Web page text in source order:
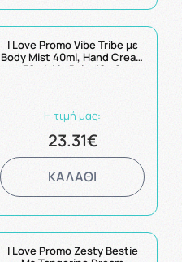
I Love Promo Vibe Tribe με
Body Mist 40ml, Hand Cream
30ml, Lip Balm 10g &
Η τιμή μας:
23.31€
ΚΑΛΑΘΙ
I Love Promo Zesty Bestie